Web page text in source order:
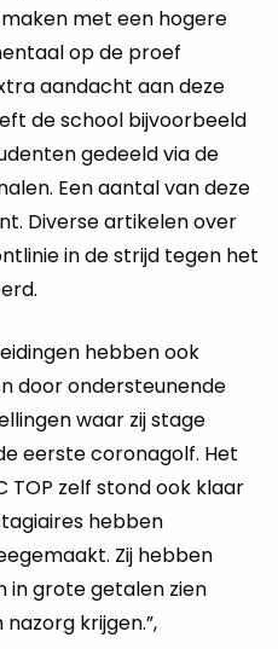
met een hogere
op de proef
aandacht aan deze
de school bijvoorbeeld
gedeeld via de
Een aantal van deze
Diverse artikelen over
in de strijd tegen het
hebben ook
door ondersteunende
waar zij stage
eerste coronagolf. Het
TOP zelf stond ook klaar
hebben
Zij hebben
in grote getalen zien
krijgen.”,